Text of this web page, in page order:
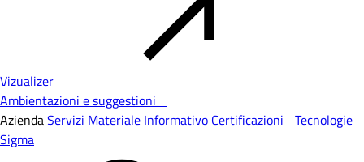
Vizualizer
Ambientazioni e suggestioni
AziendaServizi Materiale Informativo Certificazioni Tecnologie
Sigma